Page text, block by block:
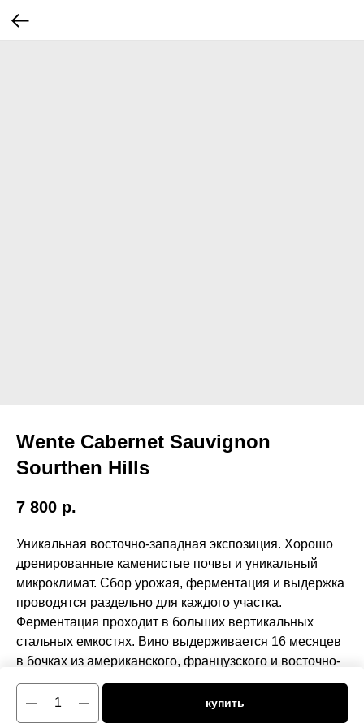
Wente Cabernet Sauvignon
Sourthen Hills
7 800 р.
купить
Уникальная восточно-западная экспозиция. Хорошо
дренированные каменистые почвы и уникальный
микроклимат. Сбор урожая, ферментация и выдержка
проводятся раздельно для каждого участка.
Ферментация проходит в больших вертикальных
стальных емкостях. Вино выдерживается 16 месяцев
в бочках из американского, французского и восточно-
европейского дуба.